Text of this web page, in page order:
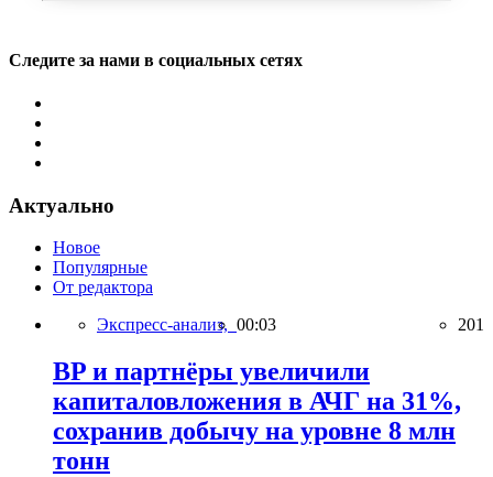
Следите за нами в социальных сетях
Актуально
Новое
Популярные
От редактора
Экспресс-анализ, 00:03 201
BP и партнёры увеличили
капиталовложения в АЧГ на 31%,
сохранив добычу на уровне 8 млн
тонн